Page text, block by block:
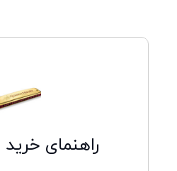
راهنمای
کلیک